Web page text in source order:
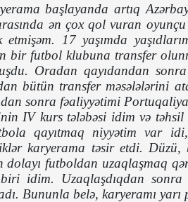
başlayanda artıq
ən çox qol vuran
etmişəm. 17 yaşımda
bir futbol klubuna transfer
Oradan qayıdandan
bütün transfer məsələlərini
sonra fəaliyyətimi
IV kurs tələbəsi idim və təhsil
qayıtmaq niyyətim var
karyerama təsir etdi.
futboldan uzaqlaşmaq
biri idim. Uzaqlaşdıqdan
Bununla belə, karyeramı yarı